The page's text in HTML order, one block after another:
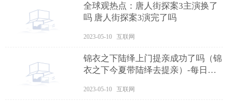
全球观热点：唐人街探案3主演换了
吗 唐人街探案3演完了吗
2023-05-10 互联网
锦衣之下陆绎上门提亲成功了吗（锦
衣之下今夏带陆绎去提亲）-每日消
2023-05-10 互联网